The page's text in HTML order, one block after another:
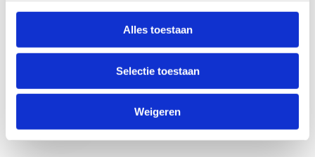
Alles toestaan
Selectie toestaan
Weigeren
Anti-Robot Verification
Click to start verification
Verzend